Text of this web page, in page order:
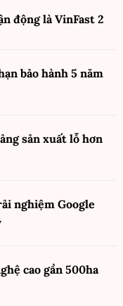
động là VinFast 2
bảo hành 5 năm
sản xuất lỗ hơn
nghiệm Google
cao gần 500ha